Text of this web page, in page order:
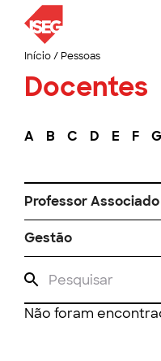
Início/ Pessoas
Docentes
A B C D E F G
Professor Associado
Gestão
Não foram